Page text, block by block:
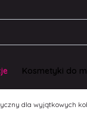
Kosmetyki do
dla wyjątkowych